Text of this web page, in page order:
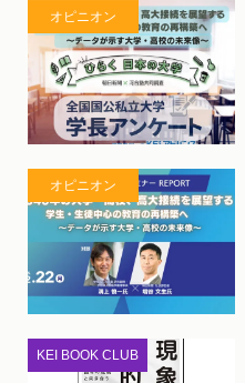
オピニオン
オピニオン
KEI BOOK CLUB